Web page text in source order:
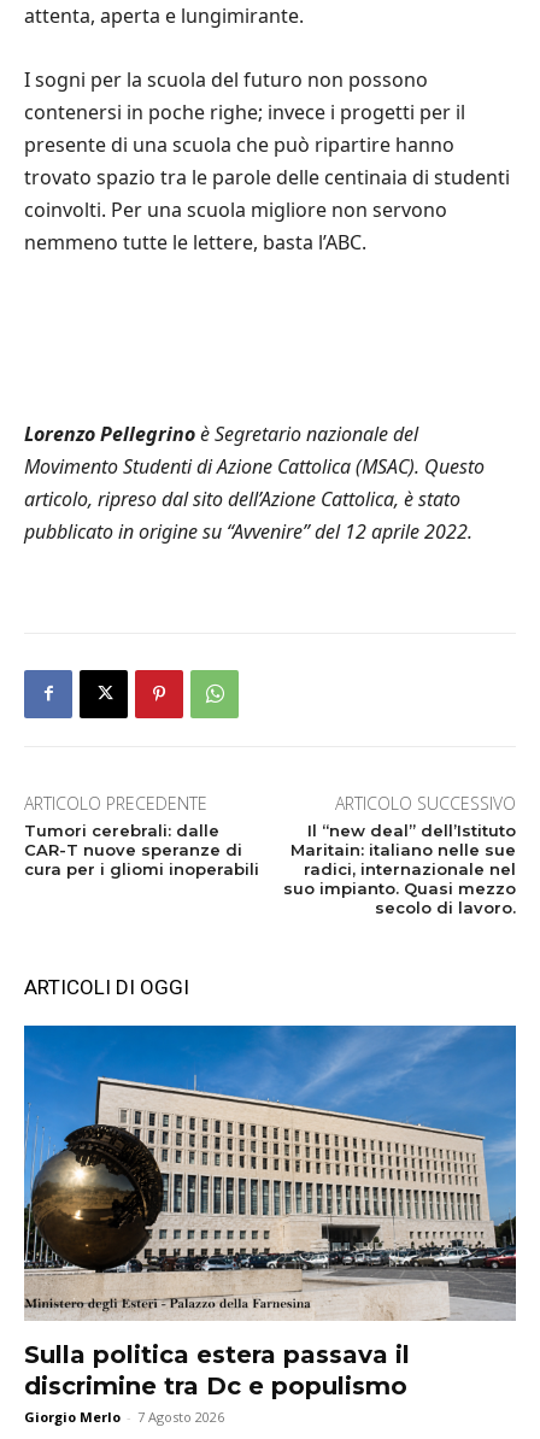
attenta, aperta e lungimirante.
I sogni per la scuola del futuro non possono
contenersi in poche righe; invece i progetti per il
presente di una scuola che può ripartire hanno
trovato spazio tra le parole delle centinaia di studenti
coinvolti. Per una scuola migliore non servono
nemmeno tutte le lettere, basta l’ABC.
Lorenzo Pellegrinoè Segretario nazionale del
Movimento Studenti di Azione Cattolica (MSAC). Questo
articolo, ripreso dal sito dell’Azione Cattolica, è stato
pubblicato in origine su “Avvenire” del 12 aprile 2022.
ARTICOLO PRECEDENTE
Tumori cerebrali: dalle
CAR-T nuove speranze di
cura per i gliomi inoperabili
ARTICOLO SUCCESSIVO
Il “new deal” dell’Istituto
Maritain: italiano nelle sue
radici, internazionale nel
suo impianto. Quasi mezzo
secolo di lavoro.
ARTICOLI DI OGGI
Sulla politica estera passava il
discrimine tra Dc e populismo
Giorgio Merlo - 7 Agosto 2026